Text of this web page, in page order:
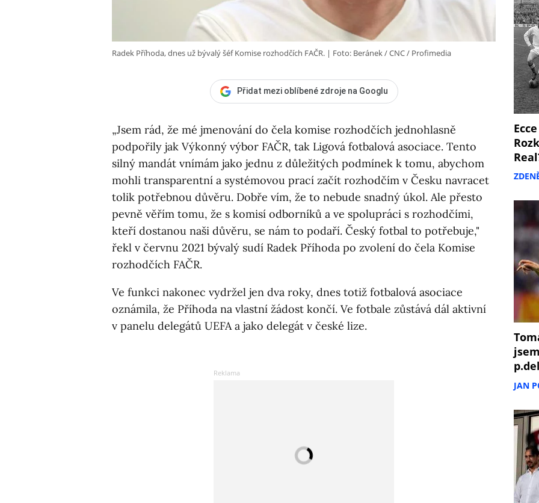
Radek Příhoda, dnes už bývalý šéf Komise rozhodčích FAČR. Foto: Beránek / CNC / Profimedia
Přidat mezi oblíbené zdroje na Googlu
„Jsem rád, že mé jmenování do čela komise rozhodčích jednohlasně
podpořily jak Výkonný výbor FAČR, tak Ligová fotbalová asociace. Tento
silný mandát vnímám jako jednu z důležitých podmínek k tomu, abychom
mohli transparentní a systémovou prací začít rozhodčím v Česku navracet
tolik potřebnou důvěru. Dobře vím, že to nebude snadný úkol. Ale přesto
pevně věřím tomu, že s komisí odborníků a ve spolupráci s rozhodčími,
kteří dostanou naši důvěru, se nám to podaří. Český fotbal to potřebuje,"
řekl v červnu 2021 bývalý sudí Radek Příhoda po zvolení do čela Komise
rozhodčích FAČR.
Ve funkci nakonec vydržel jen dva roky, dnes totiž fotbalová asociace
oznámila, že Příhoda na vlastní žádost končí. Ve fotbale zůstává dál aktivní
v panelu delegátů UEFA a jako delegát v české lize.
p.del
JAN